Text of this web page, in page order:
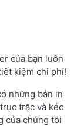
của bạn luôn
kiệm chi phí!
những bản in
trặc và kéo
của chúng tôi